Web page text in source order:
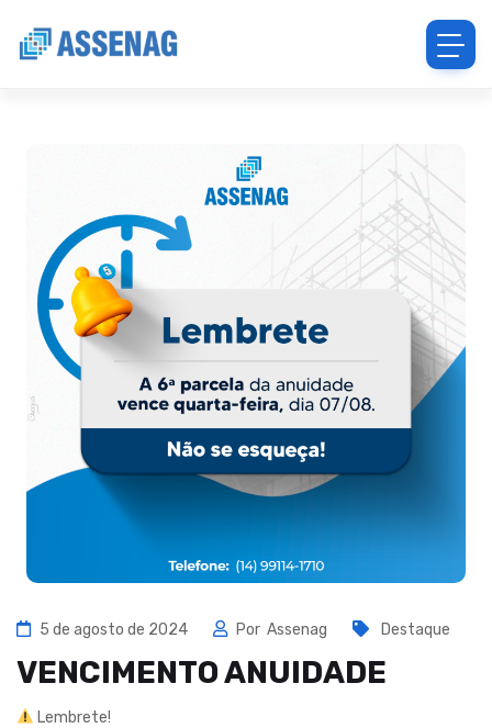
5 de agosto de 2024 Por Assenag Destaque
VENCIMENTO ANUIDADE
Lembrete!